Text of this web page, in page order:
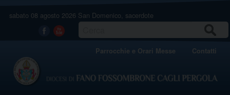
sabato 08 agosto 2026 San Domenico, sacerdote
Facebook
Youtube
Parrocchie e Orari Messe Contatti